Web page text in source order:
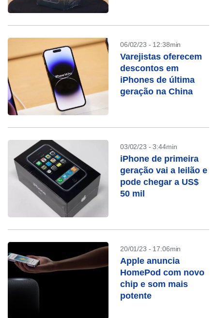
06/02/23 - 12:38min
Varejistas oferecem
descontos em
iPhones de última
geração na China
03/02/23 - 3:44min
iPhone de primeira
geração vai a leilão e
pode chegar a US$
50 mil
20/01/23 - 17:06min
Apple anuncia
HomePod com novo
chip e som mais
potente